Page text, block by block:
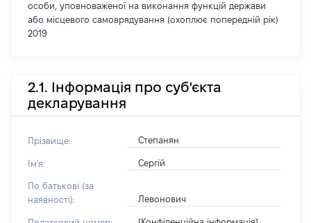
особи, уповноваженої на виконання функцій держави
або місцевого самоврядування (охоплює попередній рік)
2019
2.1. Інформація про суб'єкта
декларування
Прізвище: Степанян
Ім'я: Сергій
По батькові (за
наявності):
Левонович